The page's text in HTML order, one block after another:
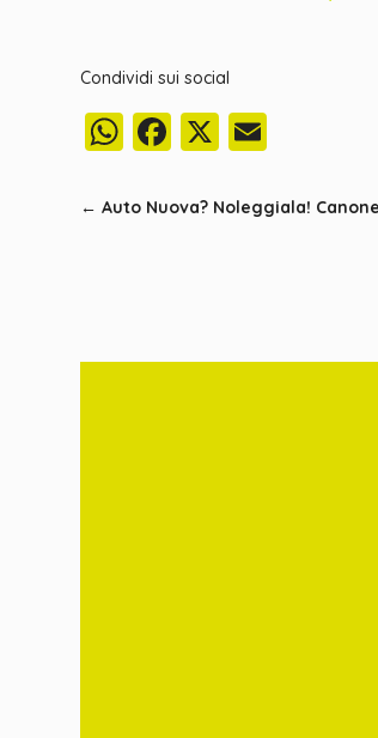
Condividi sui social
WhatsApp
Facebook
X
←Auto Nuova? Noleggiala!